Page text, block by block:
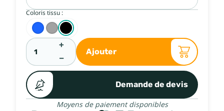
Coloris tissu :
+
−
Ajouter
Demande de devis
Moyens de paiement disponibles